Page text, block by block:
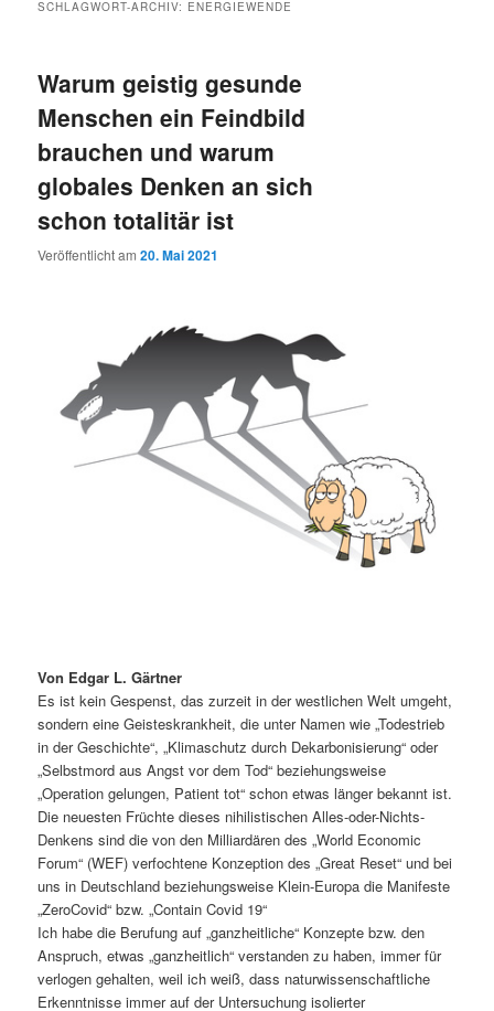
SCHLAGWORT-ARCHIV: ENERGIEWENDE
Warum geistig gesunde
Menschen ein Feindbild
brauchen und warum
globales Denken an sich
schon totalitär ist
Veröffentlicht am20. Mai 2021
Von Edgar L. Gärtner
Es ist kein Gespenst, das zurzeit in der westlichen Welt umgeht,
sondern eine Geisteskrankheit, die unter Namen wie „Todestrieb
in der Geschichte“, „Klimaschutz durch Dekarbonisierung“ oder
„Selbstmord aus Angst vor dem Tod“ beziehungsweise
„Operation gelungen, Patient tot“ schon etwas länger bekannt ist.
Die neuesten Früchte dieses nihilistischen Alles-oder-Nichts-
Denkens sind die von den Milliardären des „World Economic
Forum“ (WEF) verfochtene Konzeption des „Great Reset“ und bei
uns in Deutschland beziehungsweise Klein-Europa die Manifeste
„ZeroCovid“ bzw. „Contain Covid 19“
Ich habe die Berufung auf „ganzheitliche“ Konzepte bzw. den
Anspruch, etwas „ganzheitlich“ verstanden zu haben, immer für
verlogen gehalten, weil ich weiß, dass naturwissenschaftliche
Erkenntnisse immer auf der Untersuchung isolierter